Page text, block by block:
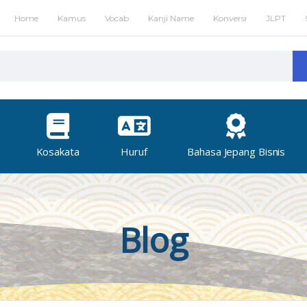
Home Kamus Vocab Kanji Name Konversi JLPT
Kosakata Huruf Bahasa Jepang Bisnis
Blog